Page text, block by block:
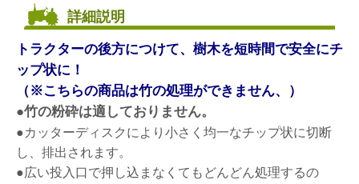
詳細説明
トラクターの後方につけて、樹木を短時間で安全にチ
ップ状に！
（※こちらの商品は竹の処理ができません、）
●竹の粉砕は適しておりません。
●カッターディスクにより小さく均一なチップ状に切断
し、排出されます。
●広い投入口で押し込まなくてもどんどん処理するの